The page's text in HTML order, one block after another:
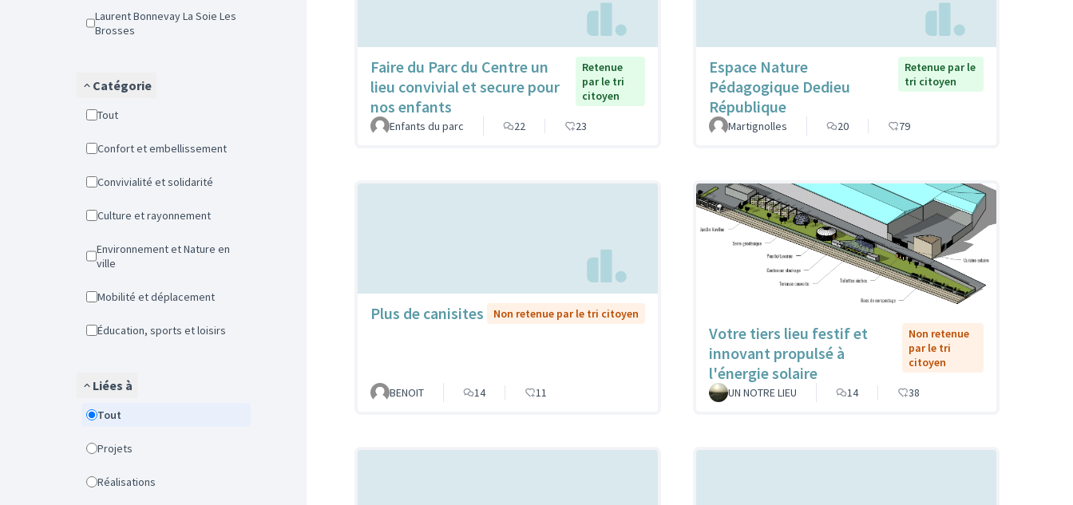
Laurent Bonnevay La Soie Les
Brosses
Catégorie
Tout
Confort et embellissement
Convivialité et solidarité
Culture et rayonnement
Environnement et Nature en
ville
Mobilité et déplacement
Éducation, sports et loisirs
Liées à
Tout
Projets
Réalisations
Faire du Parc du Centre un
lieu convivial et secure pour
nos enfants
Retenue
par le tri
citoyen
Enfants du parc 22 23
Espace Nature
Pédagogique Dedieu
République
Retenue par le
tri citoyen
Martignolles 20 79
Plus de canisites Non retenue par le tri citoyen
BENOIT 14 11
Votre tiers lieu festif et
innovant propulsé à
l'énergie solaire
Non retenue
par le tri
citoyen
UN NOTRE LIEU 14 38